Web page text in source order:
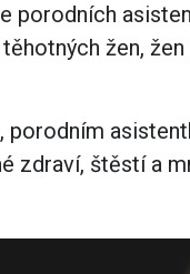
porodních
žen,
zdraví, štěstí a